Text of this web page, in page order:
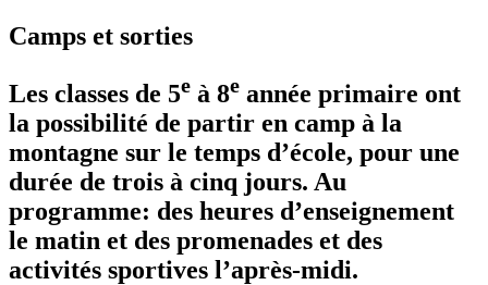
Camps et sorties
Les classes de 5e à 8e année primaire ont
la possibilité de partir en camp à la
montagne sur le temps d’école, pour une
durée de trois à cinq jours. Au
programme: des heures d’enseignement
le matin et des promenades et des
activités sportives l’après-midi.